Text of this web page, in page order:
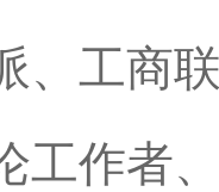
、工商
工作者